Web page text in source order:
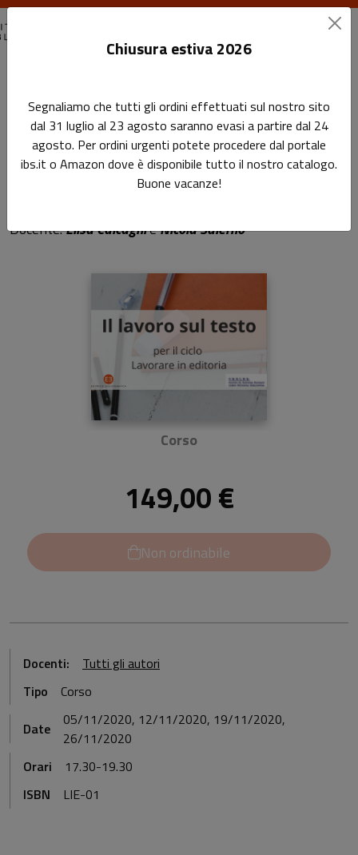
Il lavoro sul testo. Tecniche
di redazione e revisione
Docente:Elisa CalcagnieNicola Salerno
Corso
149,00 €
Non ordinabile
Docenti:
Tutti gli autori
Tipo
Corso
Date
05/11/2020, 12/11/2020, 19/11/2020,
26/11/2020
Orari
17.30-19.30
ISBN
LIE-01
Chiusura estiva 2026
Segnaliamo che tutti gli ordini effettuati sul nostro sito
dal 31 luglio al 23 agosto saranno evasi a partire dal 24
agosto. Per ordini urgenti potete procedere dal portale
ibs.it o Amazon dove è disponibile tutto il nostro catalogo.
Buone vacanze!